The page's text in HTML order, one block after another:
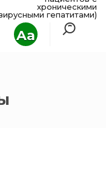
Aa
хроническими
гепатитами)